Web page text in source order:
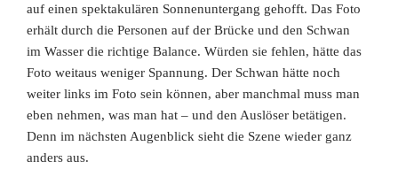
auf einen spektakulären Sonnenuntergang gehofft. Das Foto
erhält durch die Personen auf der Brücke und den Schwan
im Wasser die richtige Balance. Würden sie fehlen, hätte das
Foto weitaus weniger Spannung. Der Schwan hätte noch
weiter links im Foto sein können, aber manchmal muss man
eben nehmen, was man hat – und den Auslöser betätigen.
Denn im nächsten Augenblick sieht die Szene wieder ganz
anders aus.